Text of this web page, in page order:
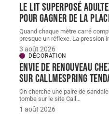
Le lit superposé
pour gagner de la
Quand chaque mètre carré
presque un réflexe. La pression
3 août 2026
DÉCORATION
Envie de renouveau
sur Callmespring
On cherche une paire de
tombe sur le site Call …
1 août 2026